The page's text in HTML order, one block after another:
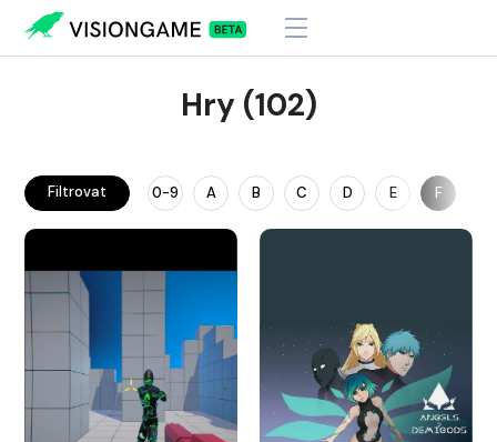
Hry (102)
Filtrovat 0-9 A B C D E F